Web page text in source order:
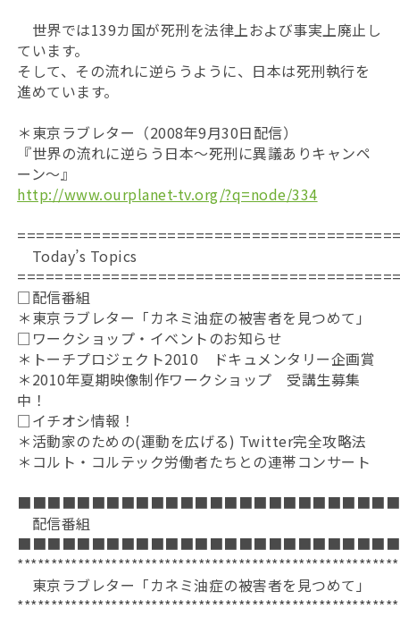
世界では139カ国が死刑を法律上および事実上廃止し
ています。
そして、その流れに逆らうように、日本は死刑執行を
進めています。
＊東京ラブレター（2008年9月30日配信）
『世界の流れに逆らう日本～死刑に異議ありキャンペ
ーン～』
http://www.ourplanet-tv.org/?q=node/334
Today’s Topics
□配信番組
＊東京ラブレター「カネミ油症の被害者を見つめて」
□ワークショップ・イベントのお知らせ
＊トーチプロジェクト2010 ドキュメンタリー企画賞
＊2010年夏期映像制作ワークショップ 受講生募集
中！
□イチオシ情報！
＊活動家のための(運動を広げる) Twitter完全攻略法
＊コルト・コルテック労働者たちとの連帯コンサート
配信番組
東京ラブレター「カネミ油症の被害者を見つめて」